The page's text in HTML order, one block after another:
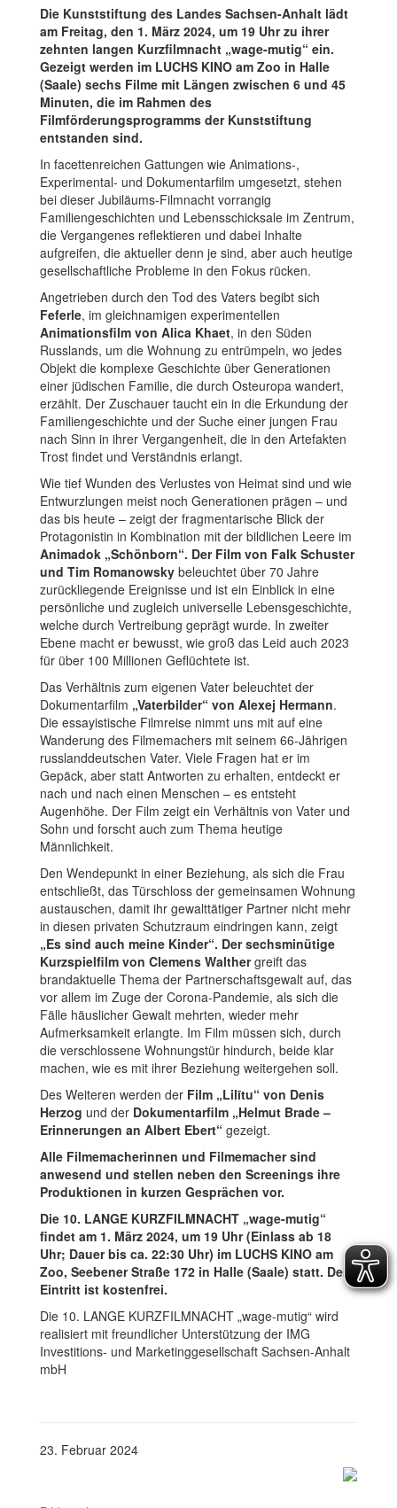
Die Kunststiftung des Landes Sachsen-Anhalt lädt
am Freitag, den 1. März 2024, um 19 Uhr zu ihrer
zehnten langen Kurzfilmnacht „wage-mutig“ ein.
Gezeigt werden im LUCHS KINO am Zoo in Halle
(Saale) sechs Filme mit Längen zwischen 6 und 45
Minuten, die im Rahmen des
Filmförderungsprogramms der Kunststiftung
entstanden sind.
In facettenreichen Gattungen wie Animations-,
Experimental- und Dokumentarfilm umgesetzt, stehen
bei dieser Jubiläums-Filmnacht vorrangig
Familiengeschichten und Lebensschicksale im Zentrum,
die Vergangenes reflektieren und dabei Inhalte
aufgreifen, die aktueller denn je sind, aber auch heutige
gesellschaftliche Probleme in den Fokus rücken.
Angetrieben durch den Tod des Vaters begibt sich
Feferle, im gleichnamigen experimentellen
Animationsfilm von Alica Khaet, in den Süden
Russlands, um die Wohnung zu entrümpeln, wo jedes
Objekt die komplexe Geschichte über Generationen
einer jüdischen Familie, die durch Osteuropa wandert,
erzählt. Der Zuschauer taucht ein in die Erkundung der
Familiengeschichte und der Suche einer jungen Frau
nach Sinn in ihrer Vergangenheit, die in den Artefakten
Trost findet und Verständnis erlangt.
Wie tief Wunden des Verlustes von Heimat sind und wie
Entwurzlungen meist noch Generationen prägen – und
das bis heute – zeigt der fragmentarische Blick der
Protagonistin in Kombination mit der bildlichen Leere im
Animadok „Schönborn“. Der Film von Falk Schuster
und Tim Romanowsky beleuchtet über 70 Jahre
zurückliegende Ereignisse und ist ein Einblick in eine
persönliche und zugleich universelle Lebensgeschichte,
welche durch Vertreibung geprägt wurde. In zweiter
Ebene macht er bewusst, wie groß das Leid auch 2023
für über 100 Millionen Geflüchtete ist.
Das Verhältnis zum eigenen Vater beleuchtet der
Dokumentarfilm „Vaterbilder“ von Alexej Hermann.
Die essayistische Filmreise nimmt uns mit auf eine
Wanderung des Filmemachers mit seinem 66-Jährigen
russlanddeutschen Vater. Viele Fragen hat er im
Gepäck, aber statt Antworten zu erhalten, entdeckt er
nach und nach einen Menschen – es entsteht
Augenhöhe. Der Film zeigt ein Verhältnis von Vater und
Sohn und forscht auch zum Thema heutige
Männlichkeit.
Den Wendepunkt in einer Beziehung, als sich die Frau
entschließt, das Türschloss der gemeinsamen Wohnung
austauschen, damit ihr gewalttätiger Partner nicht mehr
in diesen privaten Schutzraum eindringen kann, zeigt
„Es sind auch meine Kinder“. Der sechsminütige
Kurzspielfilm von Clemens Walthergreift das
brandaktuelle Thema der Partnerschaftsgewalt auf, das
vor allem im Zuge der Corona-Pandemie, als sich die
Fälle häuslicher Gewalt mehrten, wieder mehr
Aufmerksamkeit erlangte. Im Film müssen sich, durch
die verschlossene Wohnungstür hindurch, beide klar
machen, wie es mit ihrer Beziehung weitergehen soll.
Des Weiteren werden der Film „Lilītu“ von Denis
Herzog und der Dokumentarfilm „Helmut Brade –
Erinnerungen an Albert Ebert“ gezeigt.
Alle Filmemacherinnen und Filmemacher sind
anwesend und stellen neben den Screenings ihre
Produktionen in kurzen Gesprächen vor.
Die 10. LANGE KURZFILMNACHT „wage-mutig“
findet am 1. März 2024, um 19 Uhr (Einlass ab 18
Uhr; Dauer bis ca. 22:30 Uhr) im LUCHS KINO am
Zoo, Seebener Straße 172 in Halle (Saale) statt. Der
Eintritt ist kostenfrei.
Die 10. LANGE KURZFILMNACHT „wage-mutig“ wird
realisiert mit freundlicher Unterstützung der IMG
Investitions- und Marketinggesellschaft Sachsen-Anhalt
mbH
23. Februar 2024